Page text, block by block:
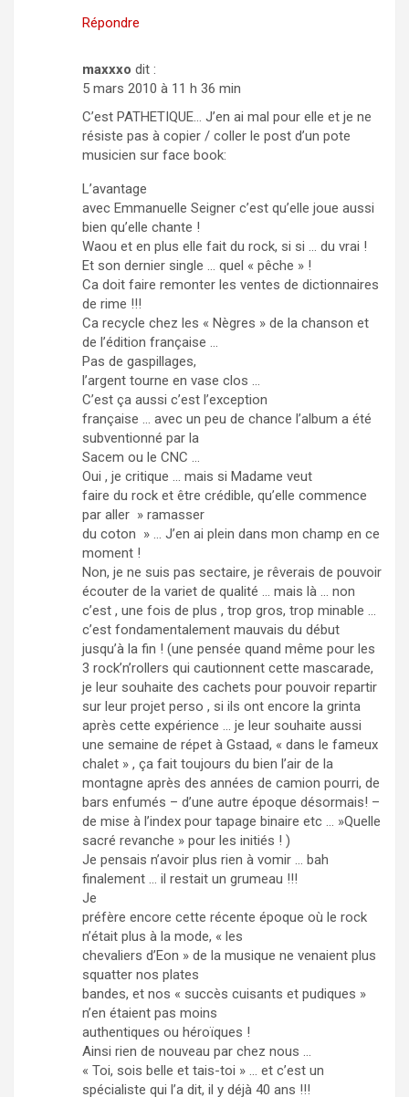
Répondre
maxxxo dit :
5 mars 2010 à 11 h 36 min
C’est PATHETIQUE… J’en ai mal pour elle et je ne
résiste pas à copier / coller le post d’un pote
musicien sur face book:
L’avantage
avec Emmanuelle Seigner c’est qu’elle joue aussi
bien qu’elle chante !
Waou et en plus elle fait du rock, si si … du vrai !
Et son dernier single … quel « pêche » !
Ca doit faire remonter les ventes de dictionnaires
de rime !!!
Ca recycle chez les « Nègres » de la chanson et
de l’édition française …
Pas de gaspillages,
l’argent tourne en vase clos …
C’est ça aussi c’est l’exception
française … avec un peu de chance l’album a été
subventionné par la
Sacem ou le CNC …
Oui , je critique … mais si Madame veut
faire du rock et être crédible, qu’elle commence
par aller » ramasser
du coton » … J’en ai plein dans mon champ en ce
moment !
Non, je ne suis pas sectaire, je rêverais de pouvoir
écouter de la variet de qualité … mais là … non
c’est , une fois de plus , trop gros, trop minable …
c’est fondamentalement mauvais du début
jusqu’à la fin ! (une pensée quand même pour les
3 rock’n’rollers qui cautionnent cette mascarade,
je leur souhaite des cachets pour pouvoir repartir
sur leur projet perso , si ils ont encore la grinta
après cette expérience … je leur souhaite aussi
une semaine de répet à Gstaad, « dans le fameux
chalet » , ça fait toujours du bien l’air de la
montagne après des années de camion pourri, de
bars enfumés – d’une autre époque désormais! –
de mise à l’index pour tapage binaire etc … »Quelle
sacré revanche » pour les initiés ! )
Je pensais n’avoir plus rien à vomir … bah
finalement … il restait un grumeau !!!
Je
préfère encore cette récente époque où le rock
n’était plus à la mode, « les
chevaliers d’Eon » de la musique ne venaient plus
squatter nos plates
bandes, et nos « succès cuisants et pudiques »
n’en étaient pas moins
authentiques ou héroïques !
Ainsi rien de nouveau par chez nous …
« Toi, sois belle et tais-toi » … et c’est un
spécialiste qui l’a dit, il y déjà 40 ans !!!